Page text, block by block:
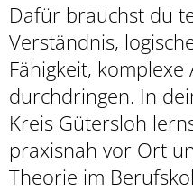
Dafür brauchst du
Verständnis,
Fähigkeit, komplexe
durchdringen. In
Kreis Gütersloh
praxisnah vor Ort
Theorie im